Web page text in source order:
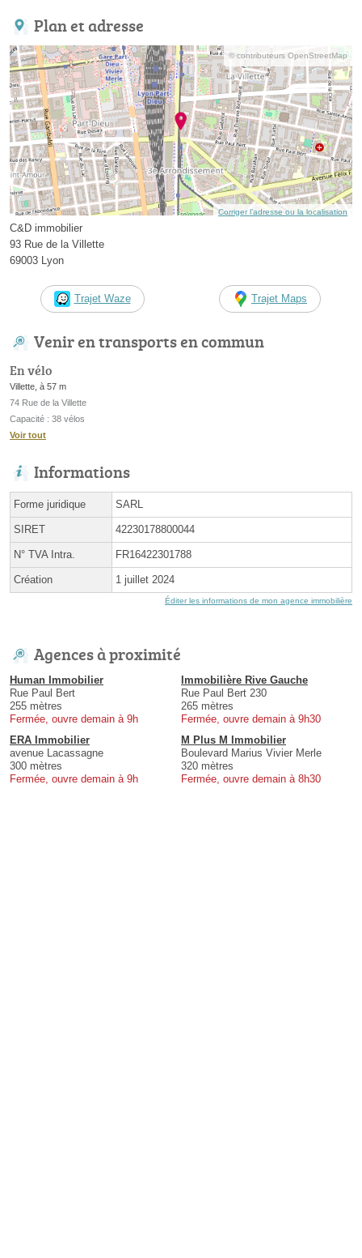
Plan et adresse
© contributeurs OpenStreetMap
Corriger l’adresse ou la localisation
C&D immobilier
93 Rue de la Villette
69003 Lyon
Trajet Waze Trajet Maps
Venir en transports en commun
En vélo
Villette, à 57 m
74 Rue de la Villette
Capacité : 38 vélos
Voir tout
Informations
Forme juridique SARL
SIRET 42230178800044
N° TVA Intra. FR16422301788
Création 1 juillet 2024
Éditer les informations de mon agence immobilière
Agences à proximité
Human Immobilier
Rue Paul Bert
255 mètres
Fermée, ouvre demain à 9h
Immobilière Rive Gauche
Rue Paul Bert 230
265 mètres
Fermée, ouvre demain à 9h30
ERA Immobilier
avenue Lacassagne
300 mètres
Fermée, ouvre demain à 9h
M Plus M Immobilier
Boulevard Marius Vivier Merle
320 mètres
Fermée, ouvre demain à 8h30